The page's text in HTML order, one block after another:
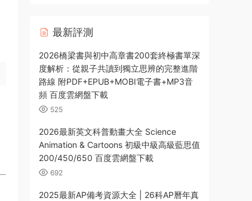
最新評測
2026橋梁書與初中高章書200套終極書單深
度解析：從親子共讀到獨立思辨的完整進階
路線 附PDF+EPUB+MOBI電子書+MP3音
頻 百度雲網盤下載
525
2026最新英文科普動畫大全 Science
Animation & Cartoons 初級中級高級藍思值
200/450/650 百度雲網盤下載
692
2025最新AP備考資源大全 | 26科AP曆年真